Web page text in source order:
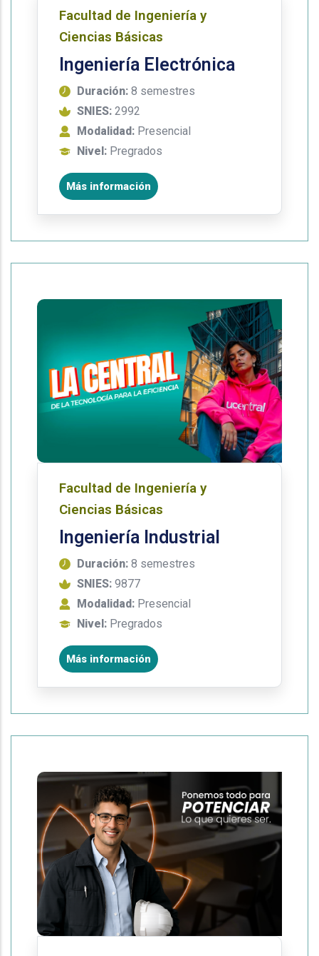
Facultad de Ingeniería y
Ciencias Básicas
Ingeniería Electrónica
Duración: 8 semestres
SNIES: 2992
Modalidad: Presencial
Nivel: Pregrados
Más información
Facultad de Ingeniería y
Ciencias Básicas
Ingeniería Industrial
Duración: 8 semestres
SNIES: 9877
Modalidad: Presencial
Nivel: Pregrados
Más información